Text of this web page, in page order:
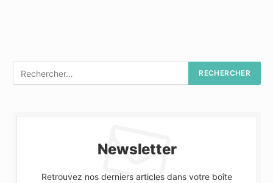
Newsletter
Retrouvez nos derniers articles dans votre boîte